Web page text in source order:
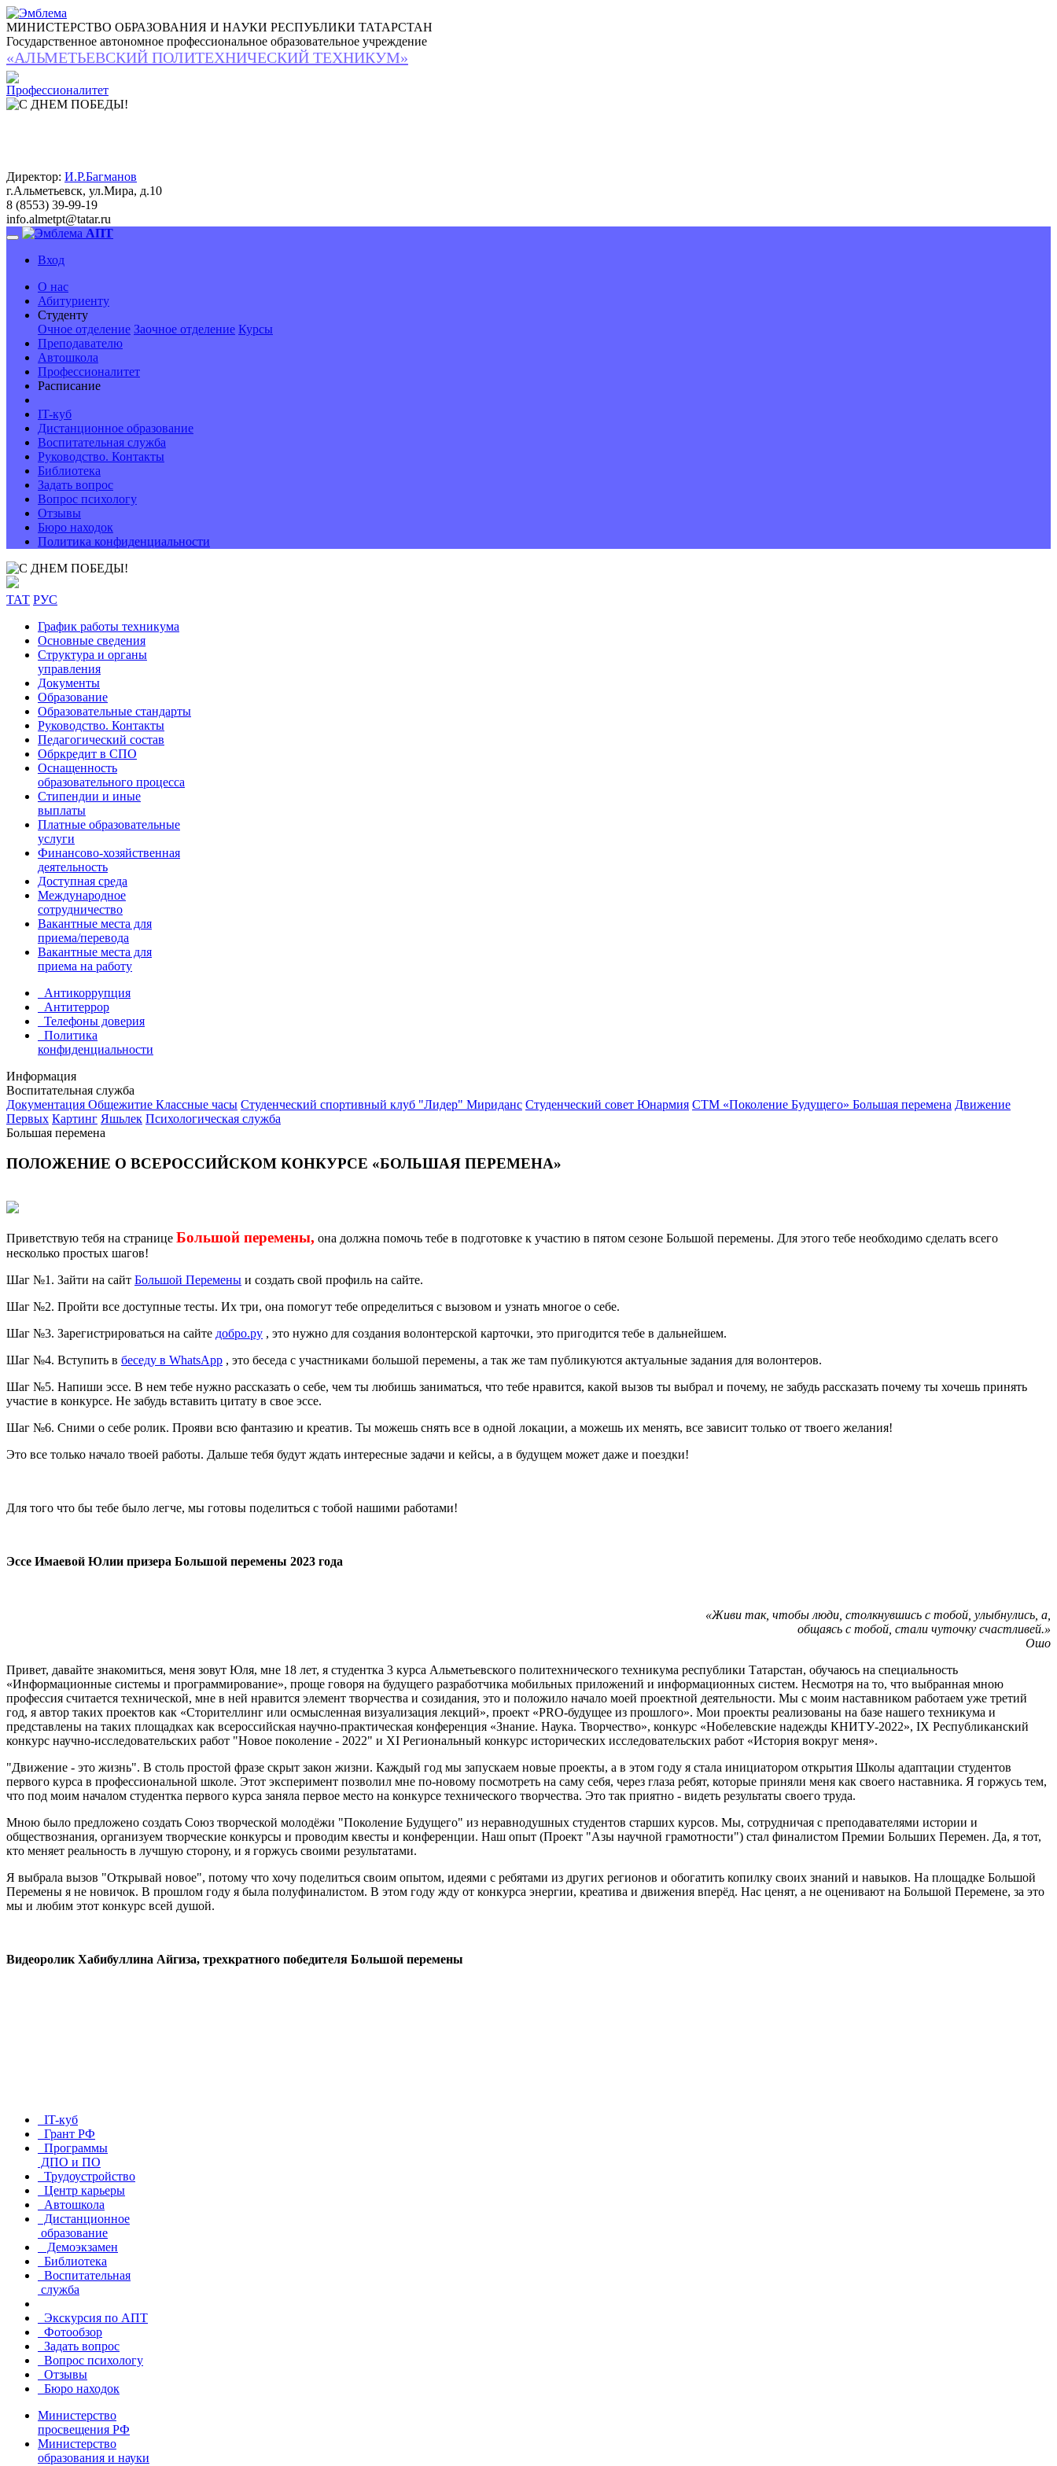
МИНИСТЕРСТВО ОБРАЗОВАНИЯ И НАУКИ РЕСПУБЛИКИ ТАТАРСТАН
Государственное автономное профессиональное образовательное учреждение
«АЛЬМЕТЬЕВСКИЙ ПОЛИТЕХНИЧЕСКИЙ ТЕХНИКУМ»
Директор: И.Р.Багманов
г.Альметьевск, ул.Мира, д.10
8 (8553) 39-99-19
info.almetpt@tatar.ru
АПТ
Вход
О нас
Абитуриенту
Студенту
Очное отделение Заочное отделение Курсы
Преподавателю
Автошкола
Профессионалитет
Расписание
IT-куб
Дистанционное образование
Воспитательная служба
Руководство. Контакты
Библиотека
Задать вопрос
Вопрос психологу
Отзывы
Бюро находок
Политика конфиденциальности
ТАТ РУС
График работы техникума
Основные сведения
Структура и органы
управления
Документы
Образование
Образовательные стандарты
Руководство. Контакты
Педагогический состав
Обркредит в СПО
Оснащенность
образовательного процесса
Стипендии и иные
выплаты
Платные образовательные
услуги
Финансово-хозяйственная
деятельность
Доступная среда
Международное
сотрудничество
Вакантные места для
приема/перевода
Вакантные места для
приема на работу
Антикоррупция
Антитеррор
Телефоны доверия
Политика
конфиденциальности
Информация
Воспитательная служба
Документация Общежитие Классные часы Студенческий спортивный клуб "Лидер" Мириданс Студенческий совет Юнармия СТМ «Поколение Будущего» Большая перемена Движение
Первых Картинг Яшьлек Психологическая служба
Большая перемена
ПОЛОЖЕНИЕ О ВСЕРОССИЙСКОМ КОНКУРСЕ «БОЛЬШАЯ ПЕРЕМЕНА»
Приветствую тебя на странице Большой перемены, она должна помочь тебе в подготовке к участию в пятом сезоне Большой перемены. Для этого тебе необходимо сделать всего
несколько простых шагов!
Шаг №1. Зайти на сайт Большой Перемены и создать свой профиль на сайте.
Шаг №2. Пройти все доступные тесты. Их три, она помогут тебе определиться с вызовом и узнать многое о себе.
Шаг №3. Зарегистрироваться на сайте добро.ру , это нужно для создания волонтерской карточки, это пригодится тебе в дальнейшем.
Шаг №4. Вступить в беседу в WhatsApp , это беседа с участниками большой перемены, а так же там публикуются актуальные задания для волонтеров.
Шаг №5. Напиши эссе. В нем тебе нужно рассказать о себе, чем ты любишь заниматься, что тебе нравится, какой вызов ты выбрал и почему, не забудь рассказать почему ты хочешь принять
участие в конкурсе. Не забудь вставить цитату в свое эссе.
Шаг №6. Сними о себе ролик. Прояви всю фантазию и креатив. Ты можешь снять все в одной локации, а можешь их менять, все зависит только от твоего желания!
Это все только начало твоей работы. Дальше тебя будут ждать интересные задачи и кейсы, а в будущем может даже и поездки!
Для того что бы тебе было легче, мы готовы поделиться с тобой нашими работами!
Эссе Имаевой Юлии призера Большой перемены 2023 года
«Живи так, чтобы люди, столкнувшись с тобой, улыбнулись, а,
общаясь с тобой, стали чуточку счастливей.»
Ошо
Привет, давайте знакомиться, меня зовут Юля, мне 18 лет, я студентка 3 курса Альметьевского политехнического техникума республики Татарстан, обучаюсь на специальность
«Информационные системы и программирование», проще говоря на будущего разработчика мобильных приложений и информационных систем. Несмотря на то, что выбранная мною
профессия считается технической, мне в ней нравится элемент творчества и созидания, это и положило начало моей проектной деятельности. Мы с моим наставником работаем уже третий
год, я автор таких проектов как «Сторителлинг или осмысленная визуализация лекций», проект «PRO-будущее из прошлого». Мои проекты реализованы на базе нашего техникума и
представлены на таких площадках как всероссийская научно-практическая конференция «Знание. Наука. Творчество», конкурс «Нобелевские надежды КНИТУ-2022», IX Республиканский
конкурс научно-исследовательских работ "Новое поколение - 2022" и XI Региональный конкурс исторических исследовательских работ «История вокруг меня».
"Движение - это жизнь". В столь простой фразе скрыт закон жизни. Каждый год мы запускаем новые проекты, а в этом году я стала инициатором открытия Школы адаптации студентов
первого курса в профессиональной школе. Этот эксперимент позволил мне по-новому посмотреть на саму себя, через глаза ребят, которые приняли меня как своего наставника. Я горжусь тем,
что под моим началом студентка первого курса заняла первое место на конкурсе технического творчества. Это так приятно - видеть результаты своего труда.
Мною было предложено создать Союз творческой молодёжи "Поколение Будущего" из неравнодушных студентов старших курсов. Мы, сотрудничая с преподавателями истории и
обществознания, организуем творческие конкурсы и проводим квесты и конференции. Наш опыт (Проект "Азы научной грамотности") стал финалистом Премии Больших Перемен. Да, я тот,
кто меняет реальность в лучшую сторону, и я горжусь своими результатами.
Я выбрала вызов "Открывай новое", потому что хочу поделиться своим опытом, идеями с ребятами из других регионов и обогатить копилку своих знаний и навыков. На площадке Большой
Перемены я не новичок. В прошлом году я была полуфиналистом. В этом году жду от конкурса энергии, креатива и движения вперёд. Нас ценят, а не оценивают на Большой Перемене, за это
мы и любим этот конкурс всей душой.
Видеоролик Хабибуллина Айгиза, трехкратного победителя Большой перемены
IT-куб
Грант РФ
Программы
ДПО и ПО
Трудоустройство
Центр карьеры
Автошкола
Дистанционное
образование
Демоэкзамен
Библиотека
Воспитательная
служба
Экскурсия по АПТ
Фотообзор
Задать вопрос
Вопрос психологу
Отзывы
Бюро находок
Министерство
просвещения РФ
Министерство
образования и науки